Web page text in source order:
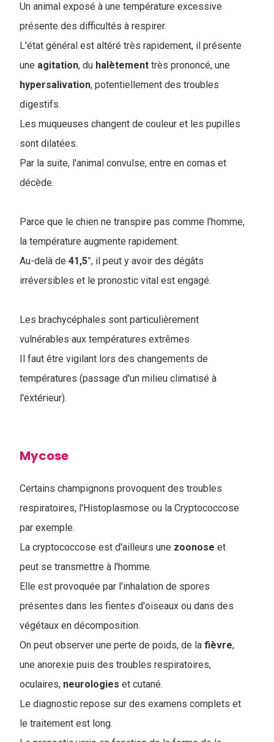
Un animal exposé à une température excessive
présente des difficultés à respirer.
L'état général est altéré très rapidement, il présente
une agitation, du halètement très prononcé, une
hypersalivation, potentiellement des troubles
digestifs.
Les muqueuses changent de couleur et les pupilles
sont dilatées.
Par la suite, l'animal convulse, entre en comas et
décède.
Parce que le chien ne transpire pas comme l'homme,
la température augmente rapidement.
Au-delà de 41,5°, il peut y avoir des dégâts
irréversibles et le pronostic vital est engagé.
Les brachycéphales sont particulièrement
vulnérables aux températures extrêmes.
Il faut être vigilant lors des changements de
températures (passage d'un milieu climatisé à
l'extérieur).
Mycose
Certains champignons provoquent des troubles
respiratoires, l'Histoplasmose ou la Cryptococcose
par exemple.
La cryptococcose est d'ailleurs une zoonose et
peut se transmettre à l'homme.
Elle est provoquée par l'inhalation de spores
présentes dans les fientes d'oiseaux ou dans des
végétaux en décomposition.
On peut observer une perte de poids, de la fièvre,
une anorexie puis des troubles respiratoires,
oculaires, neurologies et cutané.
Le diagnostic repose sur des examens complets et
le traitement est long.